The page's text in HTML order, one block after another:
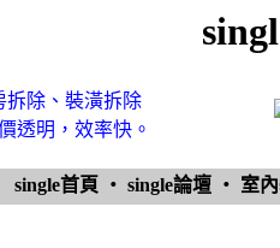
拆除、裝潢拆除
透明，效率快。
single首頁 ‧ single論壇 ‧ 室